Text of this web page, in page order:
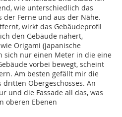
wie unterschiedlich das
der Ferne und aus der Nähe.
wirkt das Gebäudeprofil
den Gebäude nähert,
Origami (japanische
sich nur einen Meter in die eine
vorbei bewegt, scheint
Am besten gefällt mir die
dritten Obergeschosses. An
und die Fassade all das, was
oberen Ebenen